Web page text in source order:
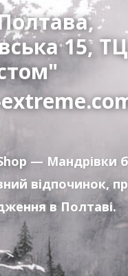
15,
— Мандрівки
відпочинок,
в Полтаві.